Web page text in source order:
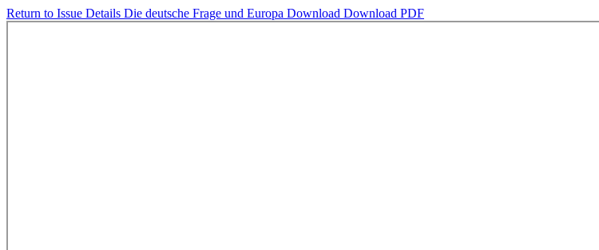
Return to Issue Details Die deutsche Frage und Europa Download Download PDF